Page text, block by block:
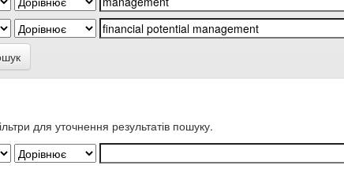
для уточнення результатів пошуку.